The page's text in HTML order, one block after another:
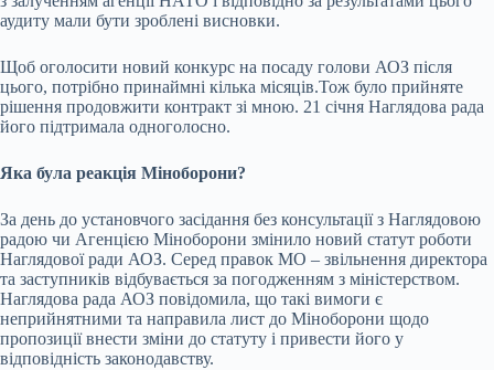
аудиту мали бути зроблені висновки.
Щоб оголосити новий конкурс на посаду голови АОЗ після
цього, потрібно принаймні кілька місяців.Тож було прийняте
рішення продовжити контракт зі мною. 21 січня Наглядова рада
його підтримала одноголосно.
Яка була реакція Міноборони?
За день до установчого засідання без консультації з Наглядовою
радою чи Агенцією Міноборони змінило новий статут роботи
Наглядової ради АОЗ. Серед правок МО – звільнення директора
та заступників відбувається за погодженням з міністерством.
Наглядова рада АОЗ повідомила, що такі вимоги є
неприйнятними та направила лист до Міноборони щодо
пропозиції внести зміни до статуту і привести його у
відповідність законодавству.